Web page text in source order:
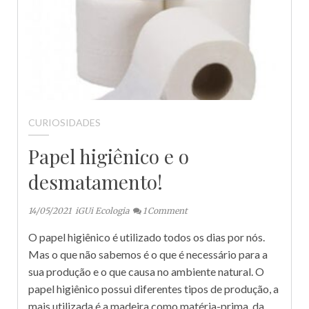
CURIOSIDADES
Papel higiênico e o
desmatamento!
14/05/2021 iGUi Ecologia 1 Comment
O papel higiênico é utilizado todos os dias por nós.
Mas o que não sabemos é o que é necessário para a
sua produção e o que causa no ambiente natural. O
papel higiênico possui diferentes tipos de produção, a
mais utilizada é a madeira como matéria-prima, da